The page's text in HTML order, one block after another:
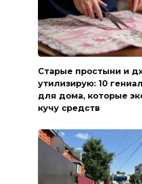
Старые простыни и
утилизирую: 10
для дома, которые
кучу средств